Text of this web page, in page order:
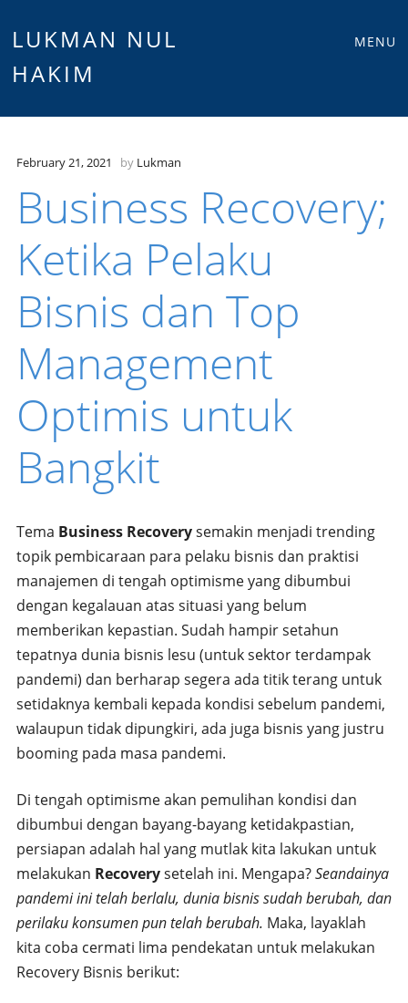
LUKMAN NUL
HAKIM
MENU
February 21, 2021 by Lukman
Business Recovery;
Ketika Pelaku
Bisnis dan Top
Management
Optimis untuk
Bangkit
Tema Business Recoverysemakin menjadi trending
topik pembicaraan para pelaku bisnis dan praktisi
manajemen di tengah optimisme yang dibumbui
dengan kegalauan atas situasi yang belum
memberikan kepastian. Sudah hampir setahun
tepatnya dunia bisnis lesu (untuk sektor terdampak
pandemi) dan berharap segera ada titik terang untuk
setidaknya kembali kepada kondisi sebelum pandemi,
walaupun tidak dipungkiri, ada juga bisnis yang justru
booming pada masa pandemi.
Di tengah optimisme akan pemulihan kondisi dan
dibumbui dengan bayang-bayang ketidakpastian,
persiapan adalah hal yang mutlak kita lakukan untuk
melakukan Recoverysetelah ini. Mengapa?Seandainya
pandemi ini telah berlalu, dunia bisnis sudah berubah, dan
perilaku konsumen pun telah berubah. Maka, layaklah
kita coba cermati lima pendekatan untuk melakukan
Recovery Bisnis berikut: